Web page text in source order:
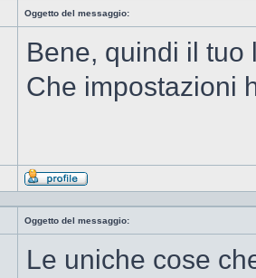
Oggetto del messaggio:
Bene, quindi il tuo
Che impostazioni
Profilo
Oggetto del messaggio:
Le uniche cose